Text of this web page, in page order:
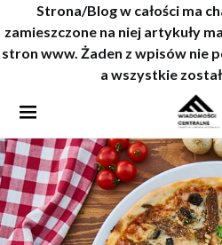
Strona/Blog w całości ma
zamieszczone na niej artykuły
stron www. Żaden z wpisów nie
a wszystkie